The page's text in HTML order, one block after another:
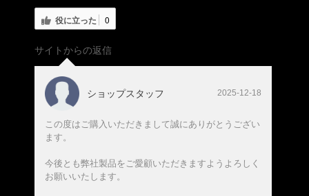
役に立った 0
サイトからの返信
ショップスタッフ 2025-12-18
この度はご購入いただきまして誠にありがとうござい
ます。
今後とも弊社製品をご愛顧いただきますようよろしく
お願いいたします。